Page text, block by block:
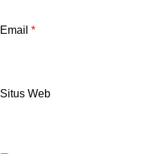
Email *
Situs Web